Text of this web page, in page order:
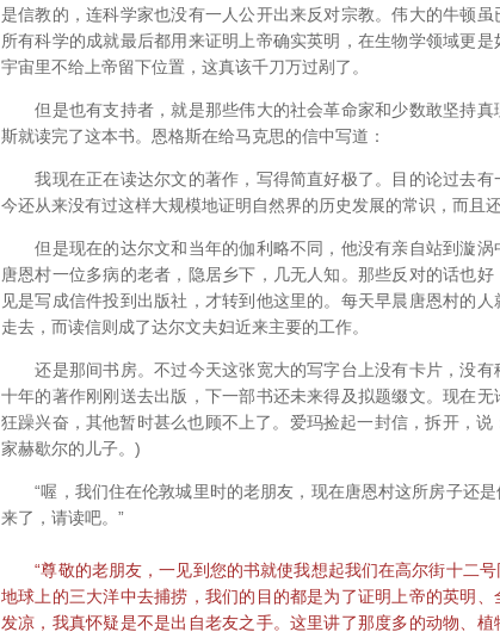
是信教的，连科学家也没有一人公开出来反对宗教。伟大的牛顿
所有科学的成就最后都用来证明上帝确实英明，在生物学领域更
宇宙里不给上帝留下位置，这真该千刀万过剐了。
但是也有支持者，就是那些伟大的社会革命家和少数敢坚持真
斯就读完了这本书。恩格斯在给马克思的信中写道：
我现在正在读达尔文的著作，写得简直好极了。目的论过去有
今还从来没有过这样大规模地证明自然界的历史发展的常识，而且
但是现在的达尔文和当年的伽利略不同，他没有亲自站到漩涡
唐恩村一位多病的老者，隐居乡下，几无人知。那些反对的话也
见是写成信件投到出版社，才转到他这里的。每天早晨唐恩村的
走去，而读信则成了达尔文夫妇近来主要的工作。
还是那间书房。不过今天这张宽大的写字台上没有卡片，没有
十年的著作刚刚送去出版，下一部书还未来得及拟题缀文。现在
狂躁兴奋，其他暂时甚么也顾不上了。爱玛捡起一封信，拆开，
家赫歇尔的儿子。)
“喔，我们住在伦敦城里时的老朋友，现在唐恩村这所房子还是
来了，请读吧。”
“尊敬的老朋友，一见到您的书就使我想起我们在高尔街十二号
地球上的三大洋中去捕捞，我们的目的都是为了证明上帝的英明
发凉，我真怀疑是不是出自老友之手。这里讲了那度多的动物、